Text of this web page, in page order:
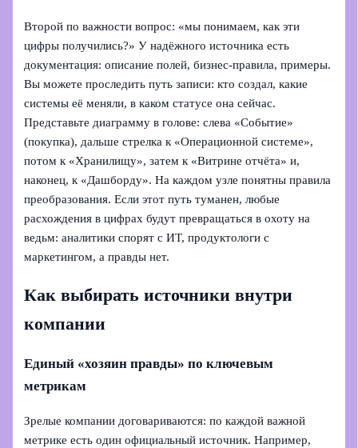
Второй по важности вопрос: «мы понимаем, как эти
цифры получились?» У надёжного источника есть
документация: описание полей, бизнес‑правила, примеры.
Вы можете проследить путь записи: кто создал, какие
системы её меняли, в каком статусе она сейчас.
Представьте диаграмму в голове: слева «Событие»
(покупка), дальше стрелка к «Операционной системе»,
потом к «Хранилищу», затем к «Витрине отчёта» и,
наконец, к «Дашборду». На каждом узле понятны правила
преобразования. Если этот путь туманен, любые
расхождения в цифрах будут превращаться в охоту на
ведьм: аналитики спорят с ИТ, продуктологи с
маркетингом, а правды нет.
Как выбирать источники внутри
компании
Единый «хозяин правды» по ключевым
метрикам
Зрелые компании договариваются: по каждой важной
метрике есть один официальный источник. Например,